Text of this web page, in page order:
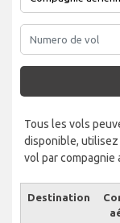
Tous les vols
disponible,
vol par compagnie
Destination